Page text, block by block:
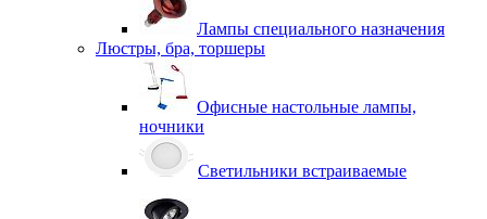
Лампы специального назначения
Люстры, бра, торшеры
Офисные настольные лампы,
ночники
Светильники встраиваемые